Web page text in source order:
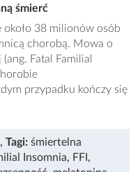
śmierć
około 38 milionów osób
chorobą. Mowa o
Fatal Familial
przypadku kończy się
, Tagi: śmiertelna
Insomnia, FFI ,